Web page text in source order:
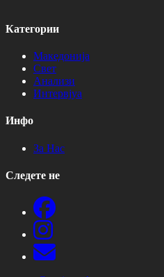
Категории
Македонија
Свет
Анализи
Интервјуа
Инфо
За Нас
Следете не